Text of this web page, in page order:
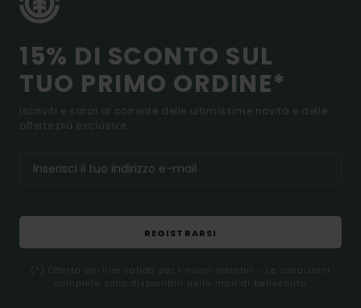
15% DI SCONTO SUL
TUO PRIMO ORDINE*
Iscriviti e sarai al corrente delle ultimissime novità e delle
offerte più esclusive.
REGISTRARSI
(*) Offerta on-line valida per i nuovi membri - Le condizioni
complete sono disponibili nella mail di benvenuto